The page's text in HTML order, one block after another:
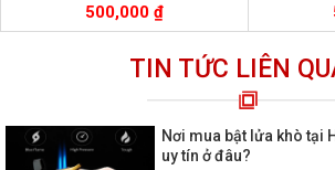
500,000 ₫
TIN TỨC LIÊN
Nơi mua bật lửa khò tại
uy tín ở đâu?